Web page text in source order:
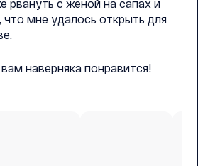
рвануть с женой на сапах и
что мне удалось открыть для
наверняка понравится!